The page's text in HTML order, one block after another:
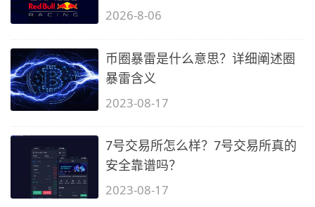
得…
2026-8-06
币圈暴雷是什么意思？详细阐述圈
暴雷含义
2023-08-17
7号交易所怎么样？7号交易所真的
安全靠谱吗？
2023-08-17